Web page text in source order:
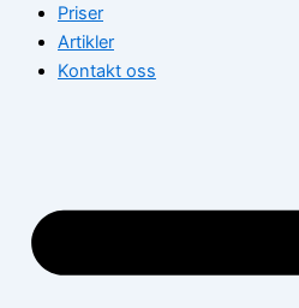
Priser
Artikler
Kontakt oss